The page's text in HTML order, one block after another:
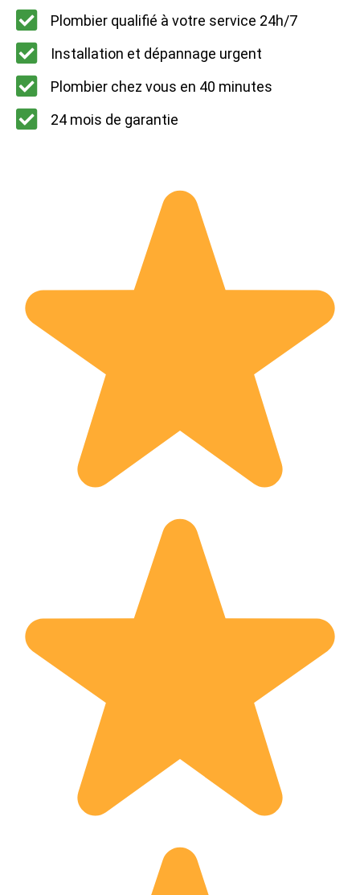
Plombier qualifié à votre service 24h/7
Installation et dépannage urgent
Plombier chez vous en 40 minutes
24 mois de garantie